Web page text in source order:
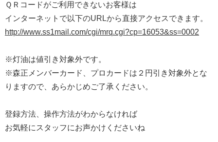
ＱＲコードがご利用できないお客様は
インターネットで以下のURLから直接アクセスできます。
http://www.ss1mail.com/cgi/mrq.cgi?cp=16053&ss=0002
※灯油は値引き対象外です。
※森正メンバーカード、プロカードは２円引き対象外とな
りますので、あらかじめご了承ください。
登録方法、操作方法がわからなければ
お気軽にスタッフにお声かけくださいね